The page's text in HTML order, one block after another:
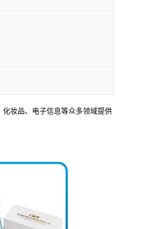
妆品、电子信息等众多领域提供